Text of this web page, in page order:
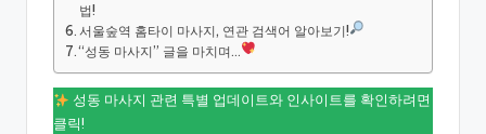
법!
서울숲역 홈타이 마사지, 연관 검색어 알아보기!
“성동 마사지” 글을 마치며…
성동 마사지 관련 특별 업데이트와 인사이트를 확인하려면
클릭!